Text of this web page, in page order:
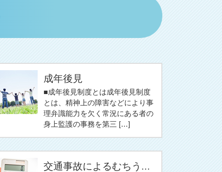
成年後見
■成年後見制度とは成年後見制度
とは、精神上の障害などにより事
理弁識能力を欠く常況にある者の
身上監護の事務を第三 […]
交通事故によるむちう...